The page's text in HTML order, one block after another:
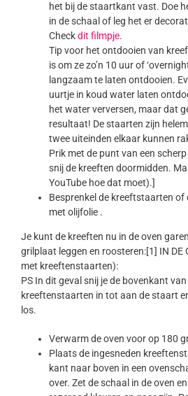
het bij de staartkant vast. Doe
in de schaal of leg het er
Checkdit filmpje.
Tip voor het ontdooien van
is om ze zo’n 10 uur of
langzaam te laten ontdooien.
uurtje in koud water laten
het water verversen, maar dat
resultaat! De staarten zijn
twee uiteinden elkaar kunnen
Prik met de punt van een
snij de kreeften doormidden.
YouTube hoe dat moet).]
Besprenkel de kreeftstaarten of
met olijfolie .
Je kunt de kreeften nu in de oven
grilplaat leggen en roosteren:[1] IN DE
met kreeftenstaarten):
PS In dit geval snij je de bovenkant
kreeftenstaarten in tot aan de staart
los.
Verwarm de oven voor op 180
Plaats de ingesneden
kant naar boven in een
over. Zet de schaal in de oven